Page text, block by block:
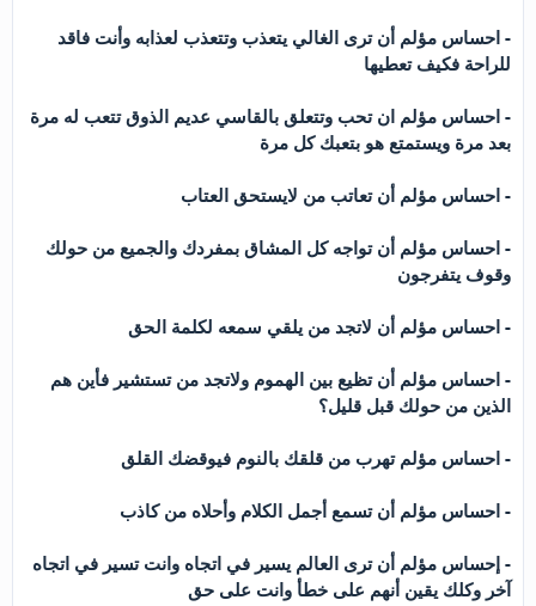
- احساس مؤلم أن ترى الغالي يتعذب وتتعذب لعذابه وأنت فاقد
للراحة فكيف تعطيها
- احساس مؤلم ان تحب وتتعلق بالقاسي عديم الذوق تتعب له مرة
بعد مرة ويستمتع هو بتعبك كل مرة
- احساس مؤلم أن تعاتب من لايستحق العتاب
- احساس مؤلم أن تواجه كل المشاق بمفردك والجميع من حولك
وقوف يتفرجون
- احساس مؤلم أن لاتجد من يلقي سمعه لكلمة الحق
- احساس مؤلم أن تظيع بين الهموم ولاتجد من تستشير فأين هم
الذين من حولك قبل قليل؟
- احساس مؤلم تهرب من قلقك بالنوم فيوقضك القلق
- احساس مؤلم أن تسمع أجمل الكلام وأحلاه من كاذب
- إحساس مؤلم أن ترى العالم يسير في اتجاه وانت تسير في اتجاه
آخر وكلك يقين أنهم على خطأ وانت على حق